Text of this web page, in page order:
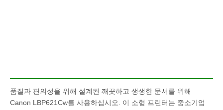
품질과 편의성을 위해 설계된 깨끗하고 생생한 문서를 위해
Canon LBP621Cw를 사용하십시오. 이 소형 프린터는 중소기업